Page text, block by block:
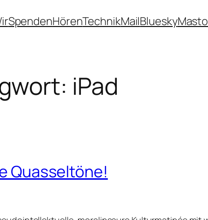
SpendenHörenTechnikMailBluesky
iPad
Quasseltöne!